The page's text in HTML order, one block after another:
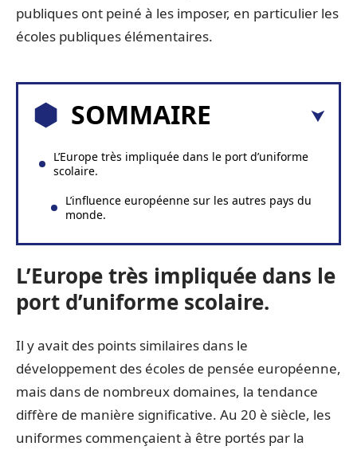
publiques ont peiné à les imposer, en particulier les
écoles publiques élémentaires.
SOMMAIRE
L’Europe très impliquée dans le port d’uniforme
scolaire.
L’influence européenne sur les autres pays du
monde.
L’Europe très impliquée dans le
port d’uniforme scolaire.
Il y avait des points similaires dans le
développement des écoles de pensée européenne,
mais dans de nombreux domaines, la tendance
diffère de manière significative. Au 20 è siècle, les
uniformes commençaient à être portés par la